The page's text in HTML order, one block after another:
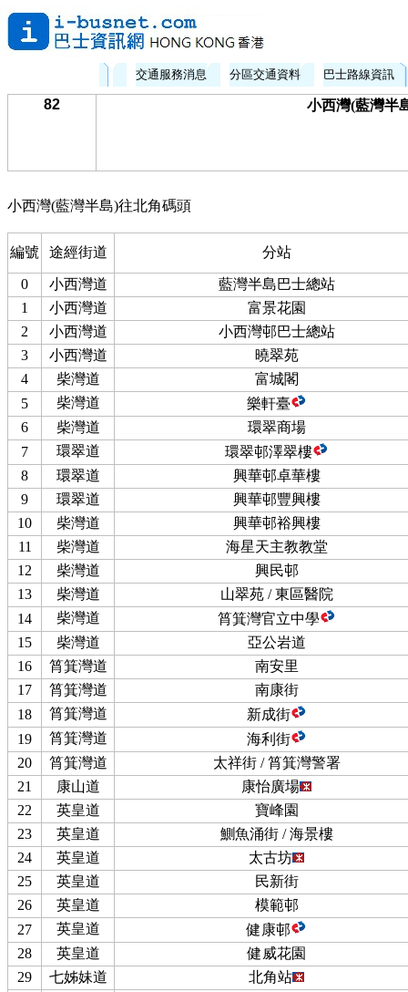
交通服務消息 分區交通資料 巴士路線資訊
82 小西灣(藍灣半
小西灣(藍灣半島)往北角碼頭
編號 途經街道 分站
0 小西灣道
藍灣半島巴士總站
1
小西灣道
富景花園
2
小西灣道
小西灣邨巴士總站
3
小西灣道
曉翠苑
4
柴灣道
富城閣
5
柴灣道
樂軒臺
6
柴灣道
環翠商場
7
環翠道
環翠邨澤翠樓
8
環翠道
興華邨卓華樓
9
環翠道
興華邨豐興樓
10
柴灣道
興華邨裕興樓
11
柴灣道
海星天主教教堂
12
柴灣道
興民邨
13
柴灣道
山翠苑 / 東區醫院
14
柴灣道
筲箕灣官立中學
15
柴灣道
亞公岩道
16
筲箕灣道
南安里
17
筲箕灣道
南康街
18
筲箕灣道
新成街
19
筲箕灣道
海利街
20
筲箕灣道
太祥街 / 筲箕灣警署
21
康山道
康怡廣場
22
英皇道
寶峰園
23
英皇道
鰂魚涌街 / 海景樓
24
英皇道
太古坊
25
英皇道
民新街
26
英皇道
模範邨
27
英皇道
健康邨
28
英皇道
健威花園
29
七姊妹道
北角站